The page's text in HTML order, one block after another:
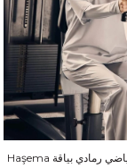
Haşema تيشرت رياضي رمادي بياقة